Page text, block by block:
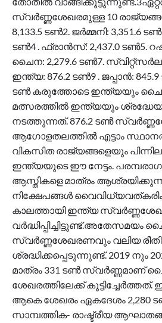
സ്വര്‍ണ്ണശേഖരമുള്ള 10
8,133.5 ടണ്‍2. ജര്‍മ്മനി: 3,351.6
ടണ്‍4 . ഫ്രാന്‍സ്: 2,437.0 ടണ്‍5.
ചൈന: 2,279.6 ടണ്‍7.
ഇന്ത്യ: 876.2 ടണ്‍9 . ജപ്പാന്‍:
ടണ്‍ കരുത്തോടെ ഇന്ത്യയും
മത്സരത്തില്‍ ഇന്ത്യയും
നടത്തുന്നത്. 876.2 ടണ്‍
ആഗോളതലത്തില്‍ എട്ടാം
വികസിത രാജ്യങ്ങളെയും
ഇന്ത്യയുടെ ഈ നേട്ടം.
ആസ്തികളെ മാത്രം
നിക്ഷേപങ്ങള്‍
കാലത്തായി ഇന്ത്യ
വര്‍ദ്ധിപ്പിച്ചിട്ടുണ്ട്.അതേസമയം
സ്വര്‍ണ്ണശേഖരണവും വലിയ
ശ്രദ്ധിക്കപ്പെടുന്നുണ്ട്. 2019 നും
മാത്രം 331 ടണ്‍ സ്വര്‍ണ്ണമാണ്
ശേഖരത്തിലേക്ക്
ആകെ ശേഖരം ഏകദേശം 2,280
സാമ്പത്തിക- രാഷ്ട്രീയ